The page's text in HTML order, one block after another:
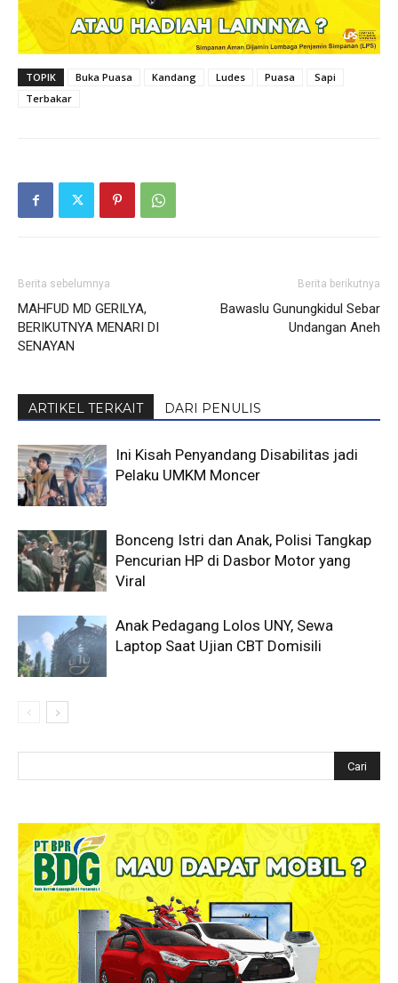
TOPIK Buka Puasa Kandang Ludes Puasa
Sapi
Terbakar
Berita sebelumnya
MAHFUD MD GERILYA,
BERIKUTNYA MENARI DI
SENAYAN
Berita berikutnya
Bawaslu Gunungkidul Sebar
Undangan Aneh
ARTIKEL TERKAIT DARI PENULIS
Ini Kisah Penyandang Disabilitas jadi
Pelaku UMKM Moncer
Bonceng Istri dan Anak, Polisi Tangkap
Pencurian HP di Dasbor Motor yang
Viral
Anak Pedagang Lolos UNY, Sewa
Laptop Saat Ujian CBT Domisili